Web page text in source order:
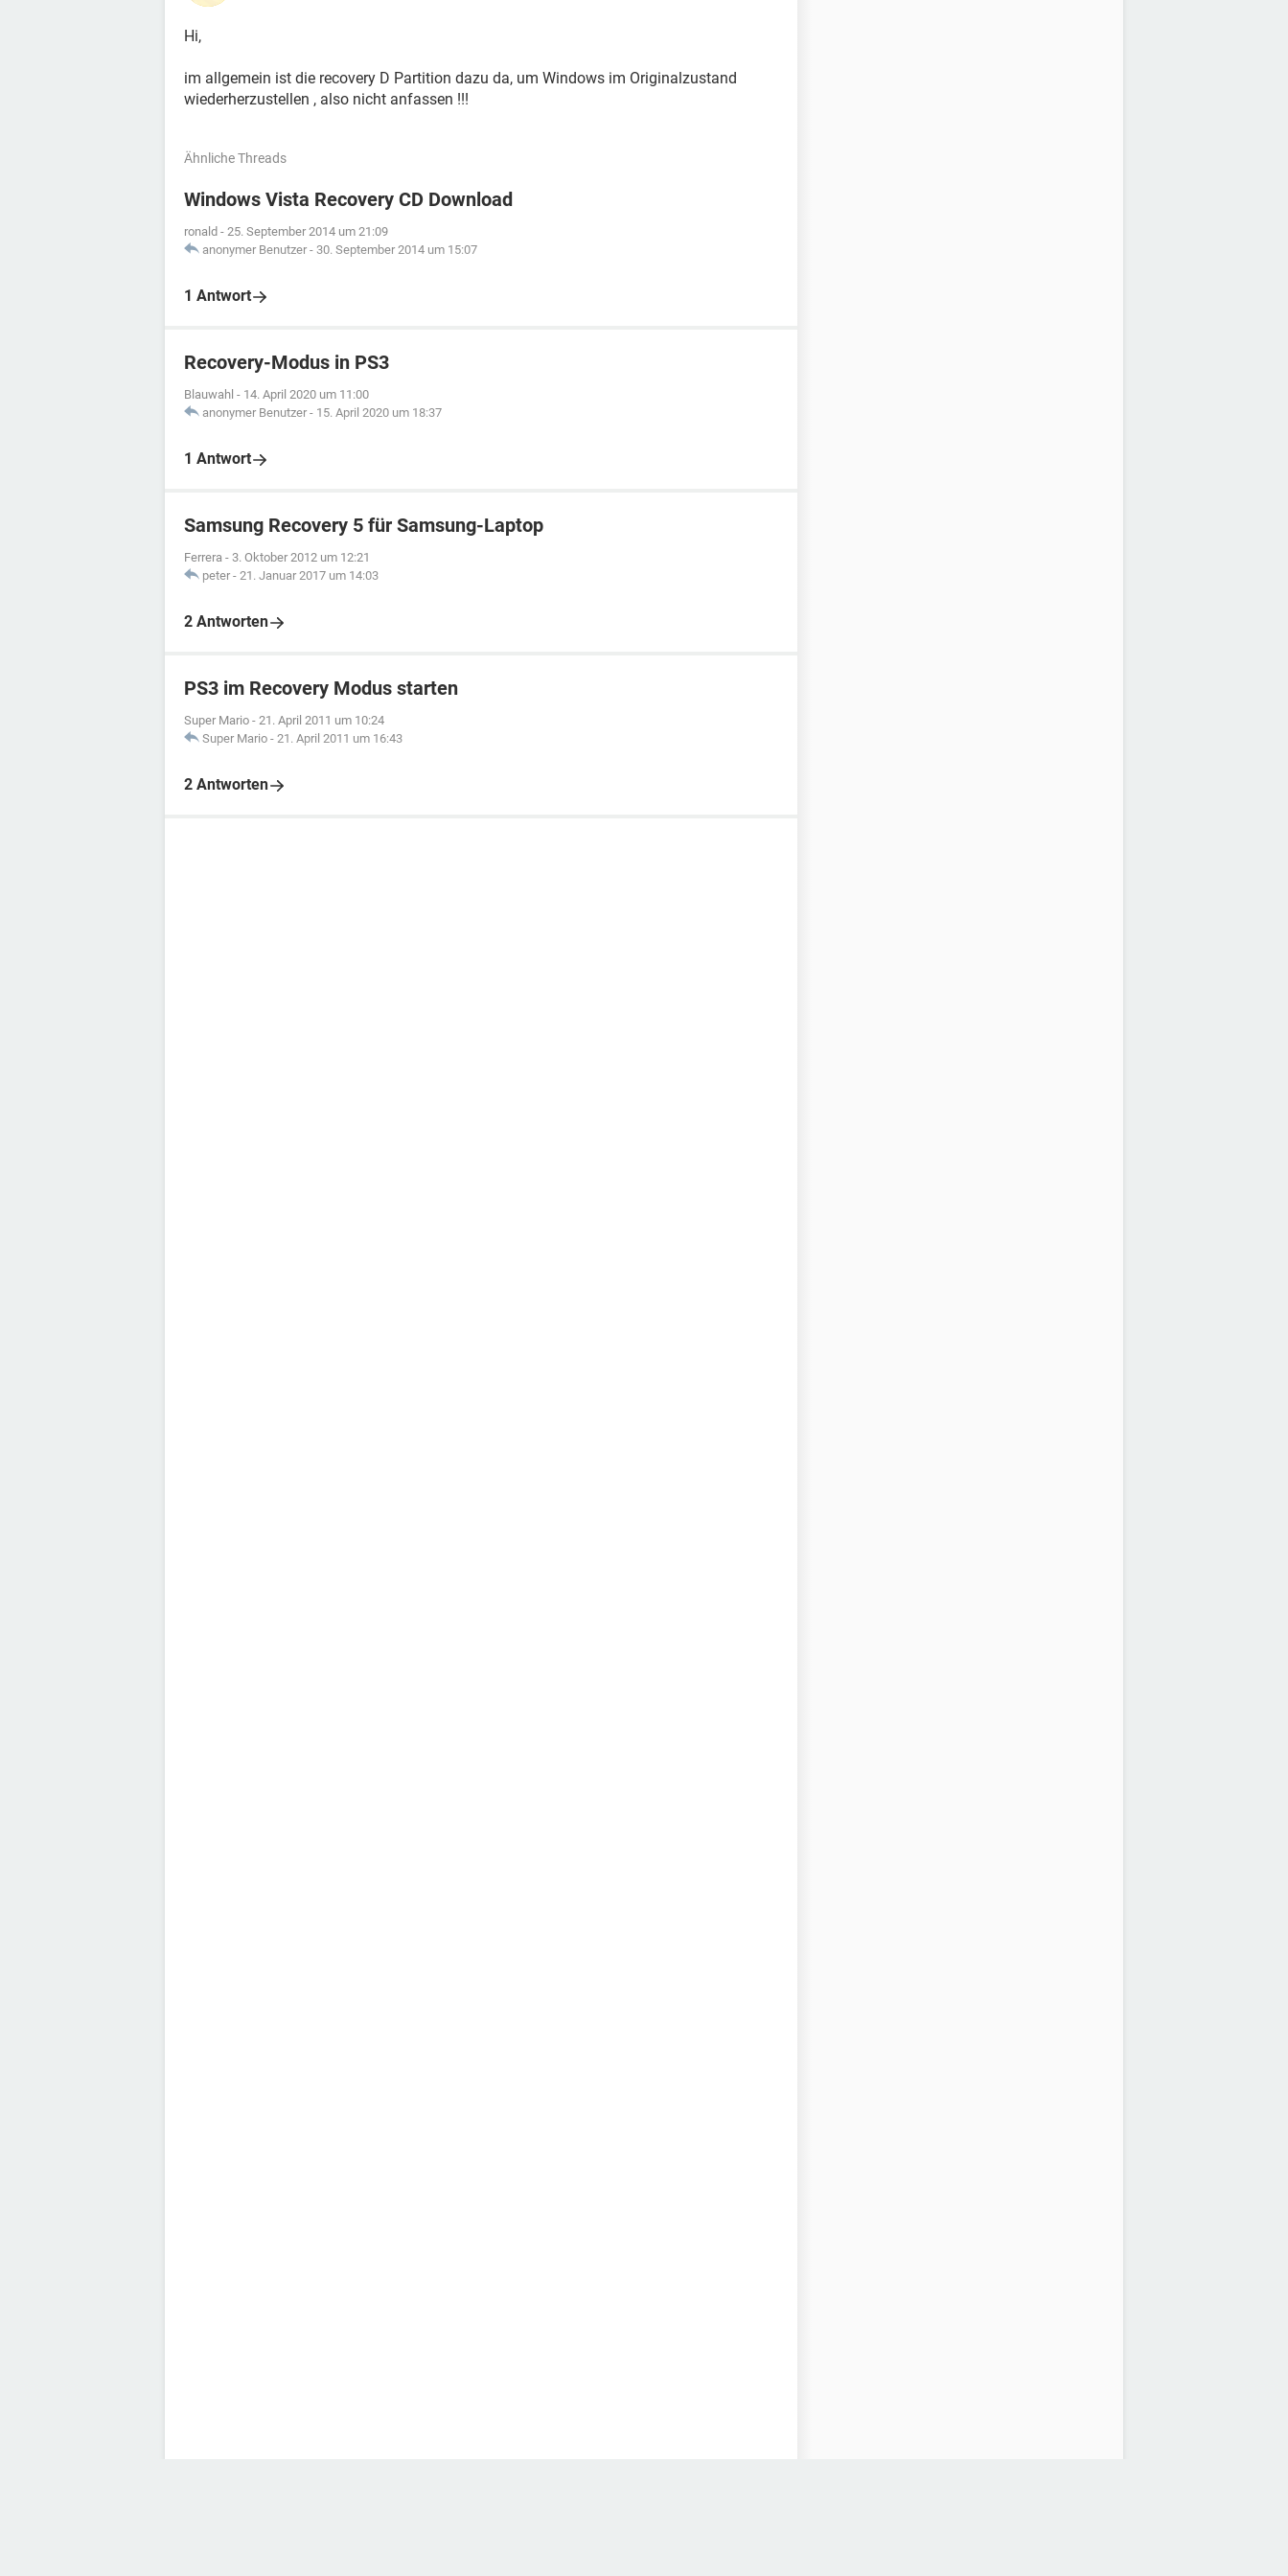
Hi,
im allgemein ist die recovery D Partition dazu da, um Windows im Originalzustand
wiederherzustellen , also nicht anfassen !!!
Ähnliche Threads
Windows Vista Recovery CD Download
ronald - 25. September 2014 um 21:09
anonymer Benutzer - 30. September 2014 um 15:07
1 Antwort
Recovery-Modus in PS3
Blauwahl - 14. April 2020 um 11:00
anonymer Benutzer - 15. April 2020 um 18:37
1 Antwort
Samsung Recovery 5 für Samsung-Laptop
Ferrera - 3. Oktober 2012 um 12:21
peter - 21. Januar 2017 um 14:03
2 Antworten
PS3 im Recovery Modus starten
Super Mario - 21. April 2011 um 10:24
Super Mario - 21. April 2011 um 16:43
2 Antworten